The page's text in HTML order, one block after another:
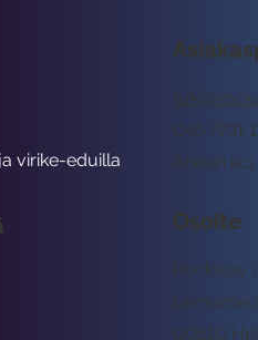
Arkisin
045 7731
Osoite
Rockway
Lemuntie
00510
virike-eduilla